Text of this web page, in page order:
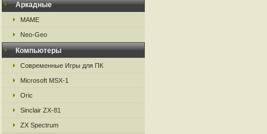
Аркадные
MAME
Neo-Geo
Компьютеры
Современные Игры для ПК
Microsoft MSX-1
Oric
Sinclair ZX-81
ZX Spectrum